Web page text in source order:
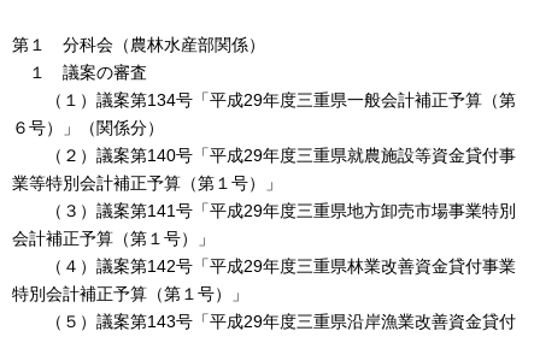
第１ 分科会（農林水産部関係）
１ 議案の審査
（１）議案第134号「平成29年度三重県一般会計補正予算（第
６号）」（関係分）
（２）議案第140号「平成29年度三重県就農施設等資金貸付事
業等特別会計補正予算（第１号）」
（３）議案第141号「平成29年度三重県地方卸売市場事業特別
会計補正予算（第１号）」
（４）議案第142号「平成29年度三重県林業改善資金貸付事業
特別会計補正予算（第１号）」
（５）議案第143号「平成29年度三重県沿岸漁業改善資金貸付